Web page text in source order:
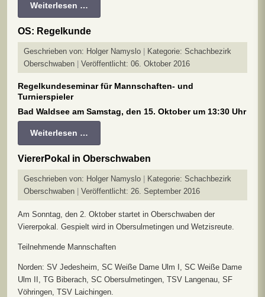
Weiterlesen …
OS: Regelkunde
Geschrieben von: Holger Namyslo Kategorie: Schachbezirk
Oberschwaben
Veröffentlicht: 06. Oktober 2016
Regelkundeseminar für Mannschaften- und
Turnierspieler
Bad Waldsee am Samstag, den 15. Oktober um 13:30 Uhr
Weiterlesen …
ViererPokal in Oberschwaben
Geschrieben von: Holger Namyslo Kategorie: Schachbezirk
Oberschwaben
Veröffentlicht: 26. September 2016
Am Sonntag, den 2. Oktober startet in Oberschwaben der
Viererpokal. Gespielt wird in Obersulmetingen und Wetzisreute.
Teilnehmende Mannschaften
Norden: SV Jedesheim, SC Weiße Dame Ulm I, SC Weiße Dame
Ulm II, TG Biberach, SC Obersulmetingen, TSV Langenau, SF
Vöhringen, TSV Laichingen.